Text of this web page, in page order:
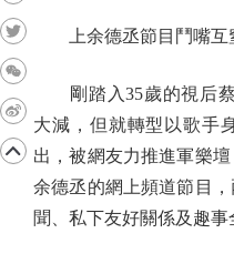
上余德丞節目鬥嘴互
剛踏入35歲的視后蔡
大減，但就轉型以歌手
出，被網友力推進軍樂
余德丞的網上頻道節目
聞、私下友好關係及趣事